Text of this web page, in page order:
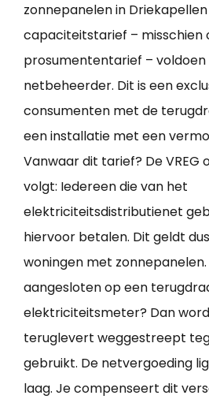
zonnepanelen in
capaciteitstarief – misschien
prosumententarief – voldoen
netbeheerder. Dit is een
consumenten met de
een installatie met een
Vanwaar dit tarief? De VREG
volgt: Iedereen die van het
elektriciteitsdistributienet
hiervoor betalen. Dit geldt
woningen met zonnepanelen.
aangesloten op een
elektriciteitsmeter? Dan
teruglevert weggestreept
gebruikt. De netvergoeding
laag. Je compenseert dit